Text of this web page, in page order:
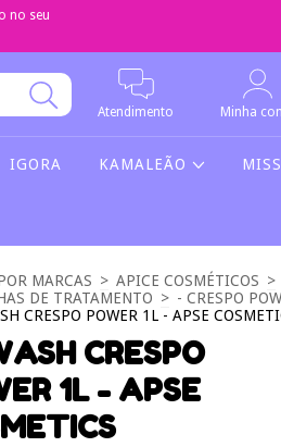
no seu
Atendimento Minha
IGORA KAMALEÃO
MARCAS > APICE COSMÉTICOS >
DE TRATAMENTO > - CRESPO
CRESPO POWER 1L - APSE
CRESPO
1L - APSE